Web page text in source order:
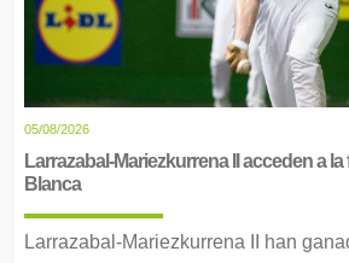
05/08/2026
Larrazabal-Mariezkurrena II acceden a
Blanca
Larrazabal-Mariezkurrena II han